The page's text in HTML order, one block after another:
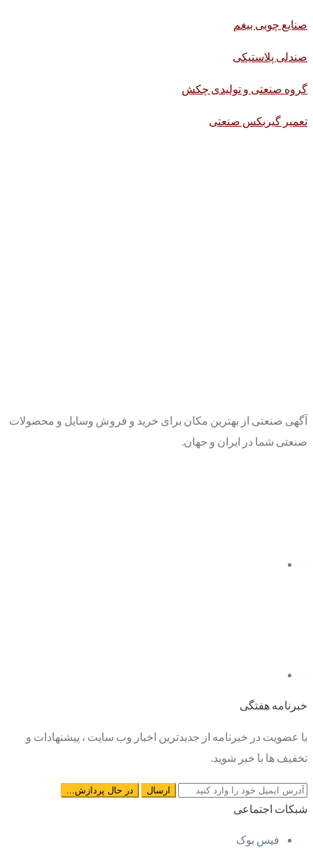
صنایع چوبی بیغم
صندلی پلاستیکی
گروه صنعتی و تولیدی چکش
تعمیر گیربکس صنعتی
آگهی صنعتی از بهترین مکان برای خرید و فروش وسایل و محصولات
صنعتی شما در ایران و جهان.
خبرنامه هفتگی
با عضویت در خبرنامه از جدیدترین اخبار وب سایت ، پیشنهادات و
تخفیف ها با خبر شوید.
شبکات اجتماعی
فیس بوک